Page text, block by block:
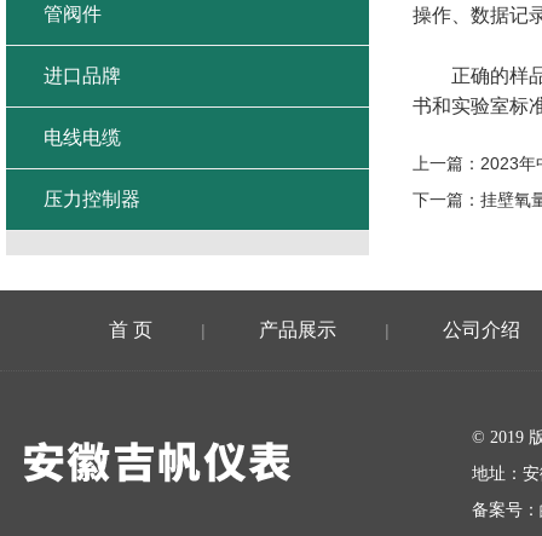
操作、数据记
正确的样品
书和实验室标
上一篇： 2023年
下一篇： 挂壁氧
管阀件
进口品牌
电线电缆
压力控制器
首 页 | 产品展示 | 公司介绍
© 2019
地址：
备案号：